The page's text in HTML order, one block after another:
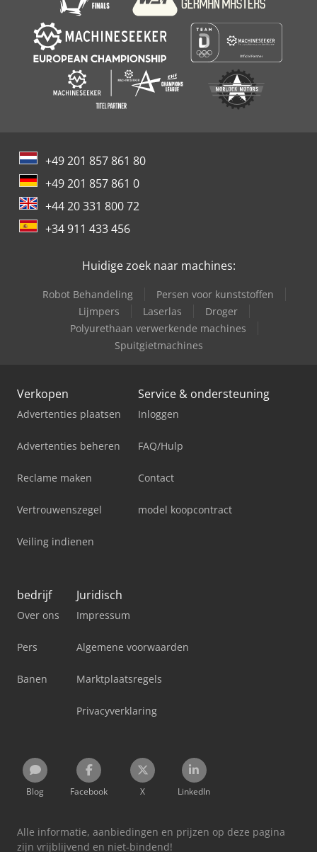
+49 201 857 861 80
+49 201 857 861 0
+44 20 331 800 72
+34 911 433 456
Huidige zoek naar machines:
Robot Behandeling
Persen voor kunststoffen
Lijmpers
Laserlas
Droger
Polyurethaan verwerkende machines
Spuitgietmachines
Verkopen
Advertenties plaatsen
Advertenties beheren
Reclame maken
Vertrouwenszegel
Veiling indienen
Service & ondersteuning
Inloggen
FAQ/Hulp
Contact
model koopcontract
bedrijf
Over ons
Pers
Banen
Juridisch
Impressum
Algemene voorwaarden
Marktplaatsregels
Privacyverklaring
Blog Facebook X LinkedIn
Alle informatie, aanbiedingen en prijzen op deze pagina
zijn vrijblijvend en niet-bindend!